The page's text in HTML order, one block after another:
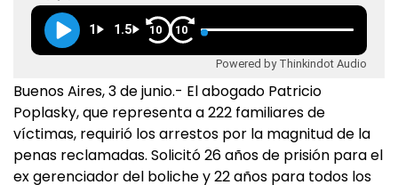
1 1.5 10 10
Powered by Thinkindot Audio
Buenos Aires, 3 de junio.- El abogado Patricio
Poplasky, que representa a 222 familiares de
víctimas, requirió los arrestos por la magnitud de la
penas reclamadas. Solicitó 26 años de prisión para el
ex gerenciador del boliche y 22 años para todos los